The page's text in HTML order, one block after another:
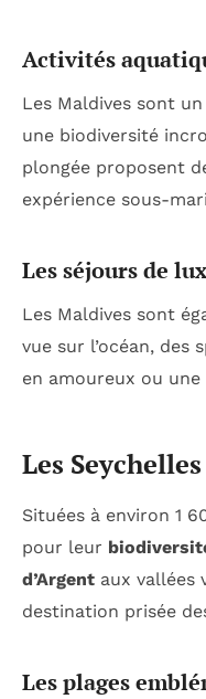
Activités
Les Maldives sont
une biodiversité
plongée proposent
expérience sous-
Les séjours de
Les Maldives sont
vue sur l’océan, des
en amoureux ou
Les
Situées à environ 1
pour leur
d’Argent aux vallées
destination prisée
Les plages